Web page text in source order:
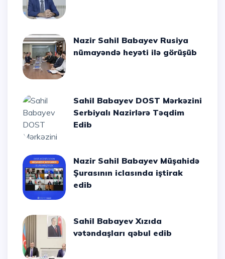
Nazir Sahil Babayev Rusiya
nümayəndə heyəti ilə görüşüb
Sahil Babayev DOST Mərkəzini
Serbiyalı Nazirlərə Təqdim
Edib
Nazir Sahil Babayev Müşahidə
Şurasının iclasında iştirak
edib
Sahil Babayev Xızıda
vətəndaşları qəbul edib